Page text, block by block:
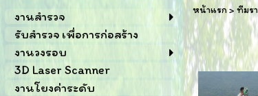
งานสำรวจ
รับสำรวจ เพื่อการก่อสร้าง
งานวงรอบ
3D Laser Scanner
งานโยงค่าระดับ
หน้าแรก> ทีมร